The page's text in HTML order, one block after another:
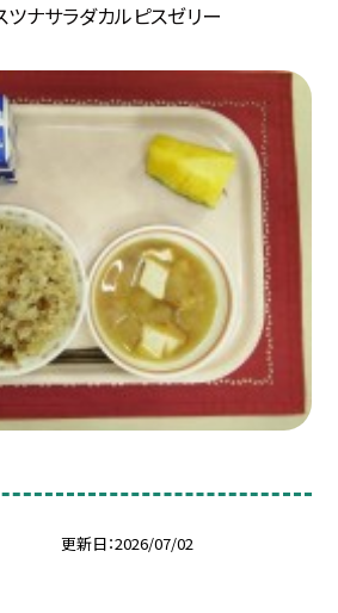
ナサラダカルピスゼリー
更新日 2026/07/02